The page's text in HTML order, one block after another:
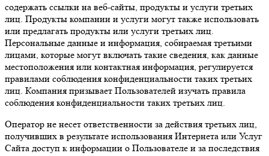
содержать ссылки на веб-сайты, продукты и услуги третьих
лиц. Продукты компании и услуги могут также использовать
или предлагать продукты или услуги третьих лиц.
Персональные данные и информация, собираемая третьими
лицами, которые могут включать такие сведения, как данные
местоположения или контактная информация, регулируется
правилами соблюдения конфиденциальности таких третьих
лиц. Компания призывает Пользователей изучать правила
соблюдения конфиденциальности таких третьих лиц.
Оператор не несет ответственности за действия третьих лиц,
получивших в результате использования Интернета или Услуг
Сайта доступ к информации о Пользователе и за последствия